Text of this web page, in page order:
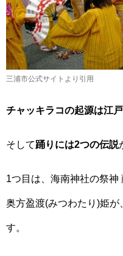
三浦市公式サイトより引用
チャッキラコの起源は江
そして踊りには2つの伝説
1つ目は、海南神社の祭神
奥方盈渡(みつわたり)姫
す。